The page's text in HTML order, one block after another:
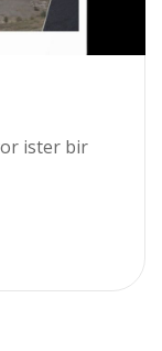
ister bir